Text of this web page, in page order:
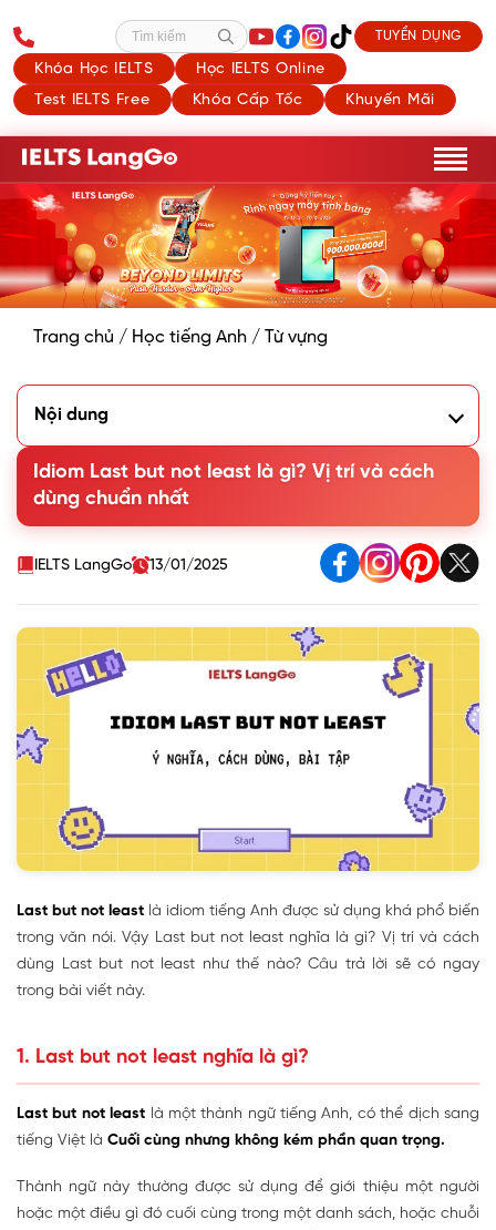
Khóa Học IELTS
Học IELTS Online
Test IELTS Free
Khóa Cấp Tốc Khuyến Mãi
Tìm kiếm TUYỂN DỤNG
Trang chủ / Học tiếng Anh / Từ vựng
Nội dung
2. Vị trí và cách dùng Last but not least trong Tiếng Anh
3. Các cụm từ đồng nghĩa với Last but not least
4. Phân biệt Last but not least, Lastly, Finally
5. Bài tập thực hành idiom last but not least
Idiom Last but not least là gì? Vị trí và cách
dùng chuẩn nhất
IELTS LangGo 13/01/2025
Last but not least là idiom tiếng Anh được sử dụng khá phổ biến
trong văn nói. Vậy Last but not least nghĩa là gì? Vị trí và cách
dùng Last but not least như thế nào? Câu trả lời sẽ có ngay
trong bài viết này.
1. Last but not least nghĩa là gì?
Last but not least là một thành ngữ tiếng Anh, có thể dịch sang
tiếng Việt là Cuối cùng nhưng không kém phần quan trọng.
Thành ngữ này thường được sử dụng để giới thiệu một người
hoặc một điều gì đó cuối cùng trong một danh sách, hoặc chuỗi